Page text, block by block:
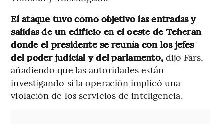
El ataque tuvo como objetivo las entradas y
salidas de un edificio en el oeste de Teherán
donde el presidente se reunía con los jefes
del poder judicial y del parlamento, dijo Fars,
añadiendo que las autoridades están
investigando si la operación implicó una
violación de los servicios de inteligencia.